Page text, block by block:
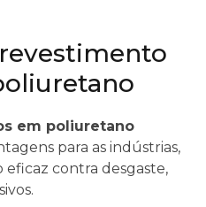
em poliuretano
para as indústrias,
contra desgaste,